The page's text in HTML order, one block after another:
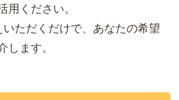
用ください。
ただくだけで、あなたの希望
します。